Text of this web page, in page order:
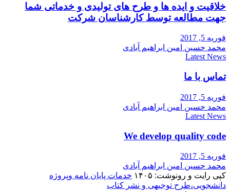
خلاقیت و ایده ها و طرح های تولیدی و خدماتی شما
جهت مطالعه توسط کارشناسان شرکت
فوریه 5, 2017
محمد حسین امین ابراهیم آبادی
Latest News
تماس با ما
فوریه 5, 2017
محمد حسین امین ابراهیم آبادی
Latest News
We develop quality code
فوریه 5, 2017
محمد حسین امین ابراهیم آبادی
کپی رایت و رونوشت: ۱۴۰۵
خدمات پایان نامه وپروژه
دانشجویی،طرح توجیهی و نشر کتاب